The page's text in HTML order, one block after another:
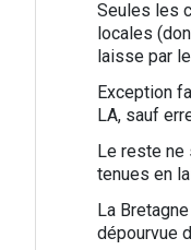
Seules les
locales
laisse par
Exception
LA, sauf
Le reste
tenues en
La
dépourvue